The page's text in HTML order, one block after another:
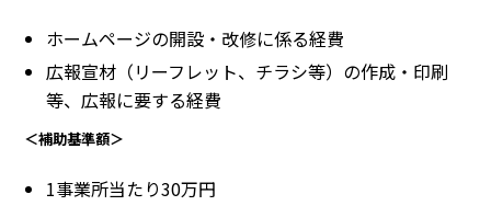
ホームページの開設・改修に係る経費
広報宣材（リーフレット、チラシ等）の作成・印刷
等、広報に要する経費
＜補助基準額＞
1事業所当たり30万円